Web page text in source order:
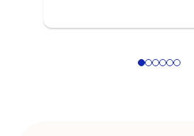
123456